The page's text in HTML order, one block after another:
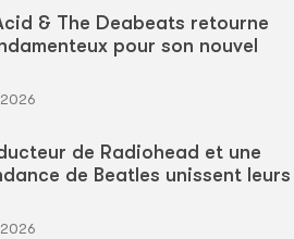
& The Deabeats retourne
pour son nouvel
de Radiohead et une
de Beatles unissent leurs